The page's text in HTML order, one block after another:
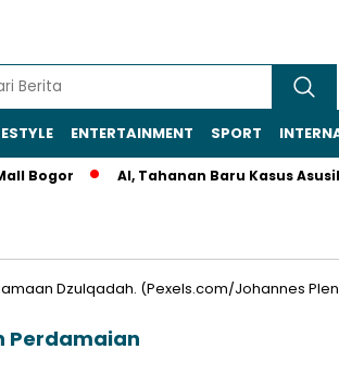
ENTERTAINMENT SPORT
Bogor AI, Tahanan Baru Kasus
Perdamaian